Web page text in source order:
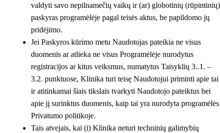
valdyti savo nepilnamečių vaikų ir (ar) globotinių (rūpintinių)
paskyras programėlėje pagal teisės aktus, be papildomo jų
pridėjimo.
Jei Paskyros kūrimo metu Naudotojas pateikia ne visus
duomenis ar atlieka ne visus Programėlėje nurodytus
registracijos ar kitus veiksmus, numatytus Taisyklių 3..1. –
3.2. punktuose, Klinika turi teisę Naudotojui priminti apie tai
ir atitinkamai šiais tikslais tvarkyti Naudotojo pateiktus bei
apie jį surinktus duomenis, kaip tai yra nurodyta programėlės
Privatumo politikoje.
Tais atvejais, kai (i) Klinika neturi techninių galimybių